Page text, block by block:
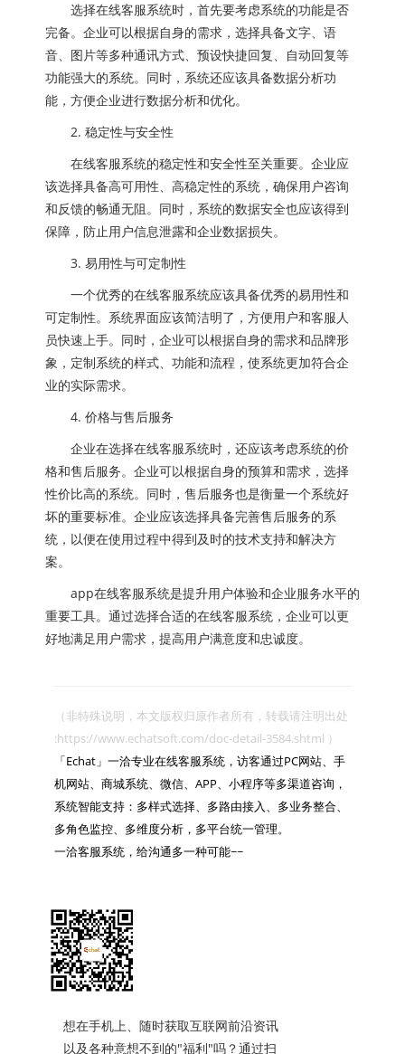
选择在线客服系统时，首先要考虑系统的功能是否
完备。企业可以根据自身的需求，选择具备文字、语
音、图片等多种通讯方式、预设快捷回复、自动回复等
功能强大的系统。同时，系统还应该具备数据分析功
能，方便企业进行数据分析和优化。
2. 稳定性与安全性
在线客服系统的稳定性和安全性至关重要。企业应
该选择具备高可用性、高稳定性的系统，确保用户咨询
和反馈的畅通无阻。同时，系统的数据安全也应该得到
保障，防止用户信息泄露和企业数据损失。
3. 易用性与可定制性
一个优秀的在线客服系统应该具备优秀的易用性和
可定制性。系统界面应该简洁明了，方便用户和客服人
员快速上手。同时，企业可以根据自身的需求和品牌形
象，定制系统的样式、功能和流程，使系统更加符合企
业的实际需求。
4. 价格与售后服务
企业在选择在线客服系统时，还应该考虑系统的价
格和售后服务。企业可以根据自身的预算和需求，选择
性价比高的系统。同时，售后服务也是衡量一个系统好
坏的重要标准。企业应该选择具备完善售后服务的系
统，以便在使用过程中得到及时的技术支持和解决方
案。
app在线客服系统是提升用户体验和企业服务水平的
重要工具。通过选择合适的在线客服系统，企业可以更
好地满足用户需求，提高用户满意度和忠诚度。
（非特殊说明，本文版权归原作者所有，转载请注明出处
:https://www.echatsoft.com/doc-detail-3584.shtml ）
「Echat」一洽专业在线客服系统，访客通过PC网站、手
机网站、商城系统、微信、APP、小程序等多渠道咨询，
系统智能支持：多样式选择、多路由接入、多业务整合、
多角色监控、多维度分析，多平台统一管理。
一洽客服系统，给沟通多一种可能~~
想在手机上、随时获取互联网前沿资讯
以及各种意想不到的"福利"吗？通过扫